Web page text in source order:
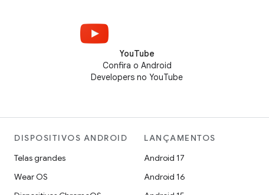
YouTube
Confira o Android
Developers no YouTube
DISPOSITIVOS ANDROID
Telas grandes
Wear OS
LANÇAMENTOS
Android 17
Android 16